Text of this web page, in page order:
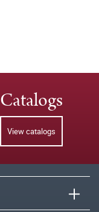
Catalogs
View catalogs